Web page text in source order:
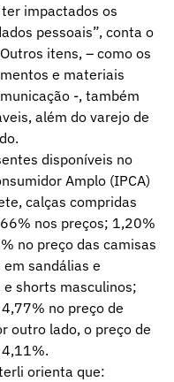
impactados os
pessoais”, conta o
itens, – como os
e materiais
-, também
além do varejo de
disponíveis no
Amplo (IPCA)
calças compridas
nos preços; 1,20%
no preço das camisas
sandálias e
shorts masculinos;
no preço de
outro lado, o preço de
orienta que: